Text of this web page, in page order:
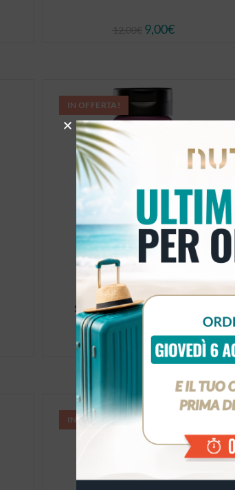
9,00€
IN OFFERTA!
Alimenti
SERVIVITA Blueberries 320ml
5,00€
IN OFFERTA!